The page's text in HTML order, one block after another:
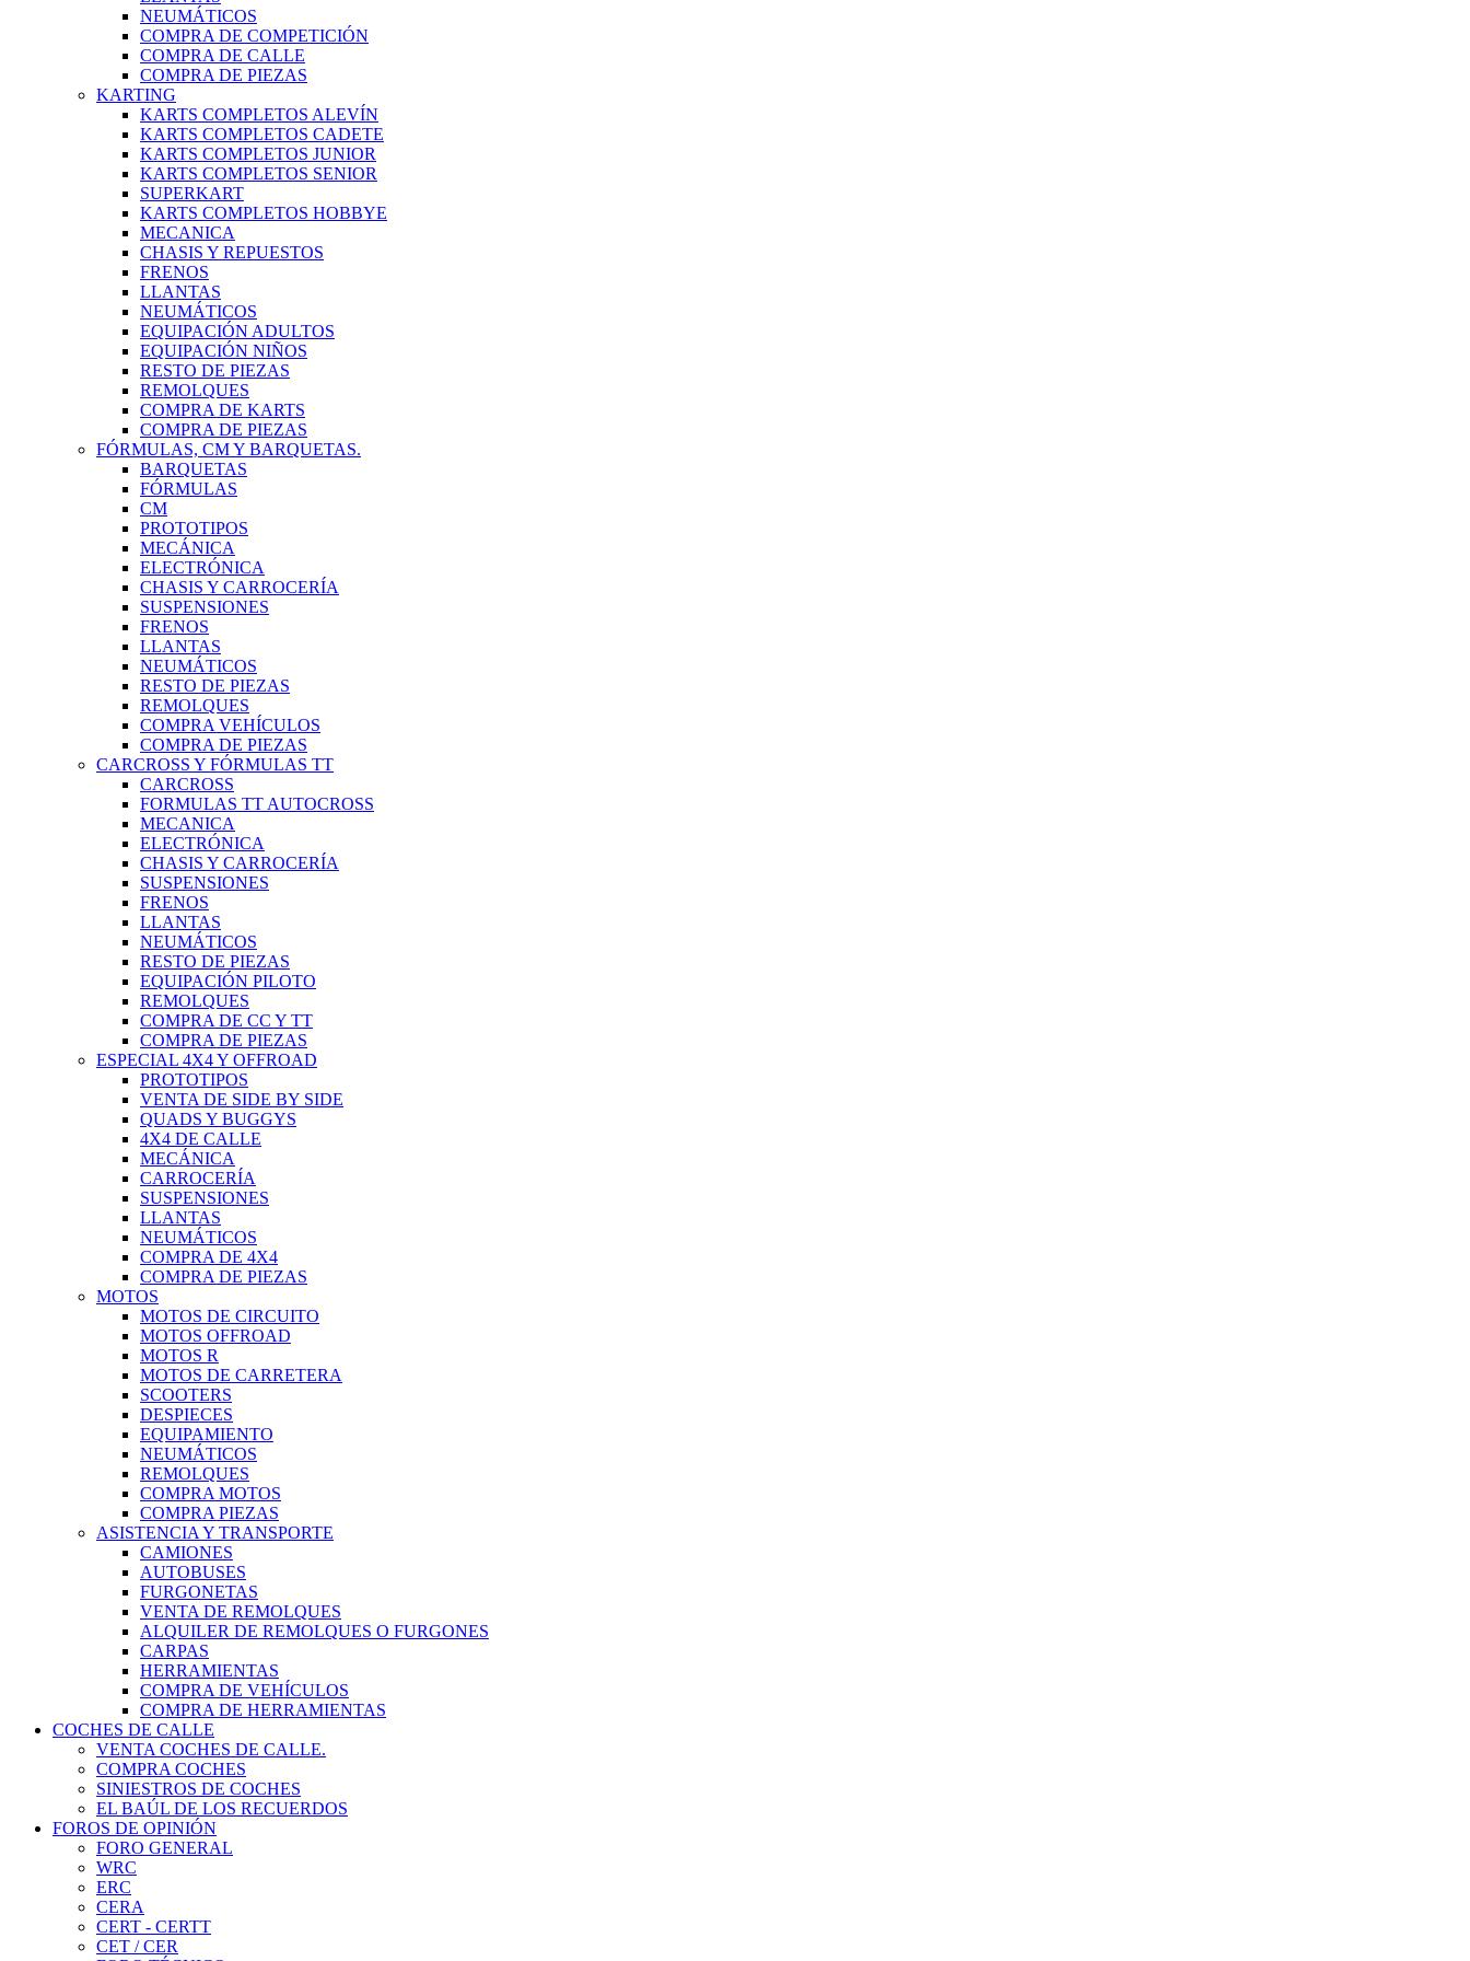
NEUMÁTICOS
COMPRA DE COMPETICIÓN
COMPRA DE CALLE
COMPRA DE PIEZAS
KARTING
KARTS COMPLETOS ALEVÍN
KARTS COMPLETOS CADETE
KARTS COMPLETOS JUNIOR
KARTS COMPLETOS SENIOR
SUPERKART
KARTS COMPLETOS HOBBYE
MECANICA
CHASIS Y REPUESTOS
FRENOS
LLANTAS
NEUMÁTICOS
EQUIPACIÓN ADULTOS
EQUIPACIÓN NIÑOS
RESTO DE PIEZAS
REMOLQUES
COMPRA DE KARTS
COMPRA DE PIEZAS
FÓRMULAS, CM Y BARQUETAS.
BARQUETAS
FÓRMULAS
CM
PROTOTIPOS
MECÁNICA
ELECTRÓNICA
CHASIS Y CARROCERÍA
SUSPENSIONES
FRENOS
LLANTAS
NEUMÁTICOS
RESTO DE PIEZAS
REMOLQUES
COMPRA VEHÍCULOS
COMPRA DE PIEZAS
CARCROSS Y FÓRMULAS TT
CARCROSS
FORMULAS TT AUTOCROSS
MECANICA
ELECTRÓNICA
CHASIS Y CARROCERÍA
SUSPENSIONES
FRENOS
LLANTAS
NEUMÁTICOS
RESTO DE PIEZAS
EQUIPACIÓN PILOTO
REMOLQUES
COMPRA DE CC Y TT
COMPRA DE PIEZAS
ESPECIAL 4X4 Y OFFROAD
PROTOTIPOS
VENTA DE SIDE BY SIDE
QUADS Y BUGGYS
4X4 DE CALLE
MECÁNICA
CARROCERÍA
SUSPENSIONES
LLANTAS
NEUMÁTICOS
COMPRA DE 4X4
COMPRA DE PIEZAS
MOTOS
MOTOS DE CIRCUITO
MOTOS OFFROAD
MOTOS R
MOTOS DE CARRETERA
SCOOTERS
DESPIECES
EQUIPAMIENTO
NEUMÁTICOS
REMOLQUES
COMPRA MOTOS
COMPRA PIEZAS
ASISTENCIA Y TRANSPORTE
CAMIONES
AUTOBUSES
FURGONETAS
VENTA DE REMOLQUES
ALQUILER DE REMOLQUES O FURGONES
CARPAS
HERRAMIENTAS
COMPRA DE VEHÍCULOS
COMPRA DE HERRAMIENTAS
COCHES DE CALLE
VENTA COCHES DE CALLE.
COMPRA COCHES
SINIESTROS DE COCHES
EL BAÚL DE LOS RECUERDOS
FOROS DE OPINIÓN
FORO GENERAL
WRC
ERC
CERA
CERT - CERTT
CET / CER